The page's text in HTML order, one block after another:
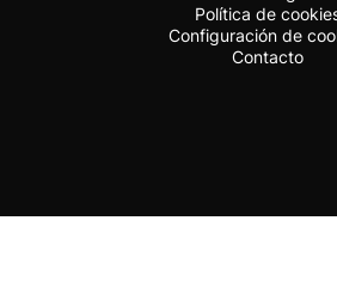
Política de
Configuración de
Contacto